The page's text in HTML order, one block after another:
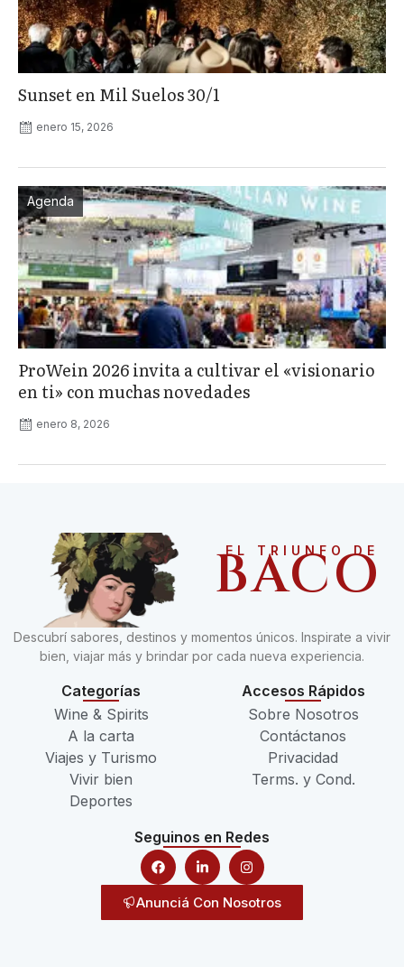
Sunset en Mil Suelos 30/1
enero 15, 2026
Agenda
ProWein 2026 invita a cultivar el «visionario
en ti» con muchas novedades
enero 8, 2026
EL TRIUNFO DE
BACO
Descubrí sabores, destinos y momentos únicos. Inspirate a vivir
bien, viajar más y brindar por cada nueva experiencia.
Categorías
Wine & Spirits
A la carta
Viajes y Turismo
Vivir bien
Deportes
Accesos Rápidos
Sobre Nosotros
Contáctanos
Privacidad
Terms. y Cond.
Seguinos en Redes
Anunciá Con Nosotros